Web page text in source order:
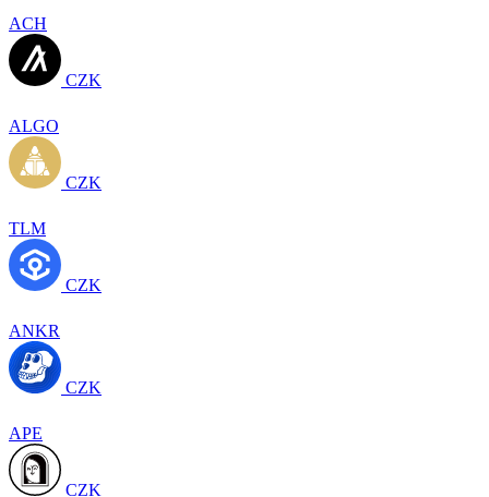
ACH
CZK
ALGO
CZK
TLM
CZK
ANKR
CZK
APE
CZK